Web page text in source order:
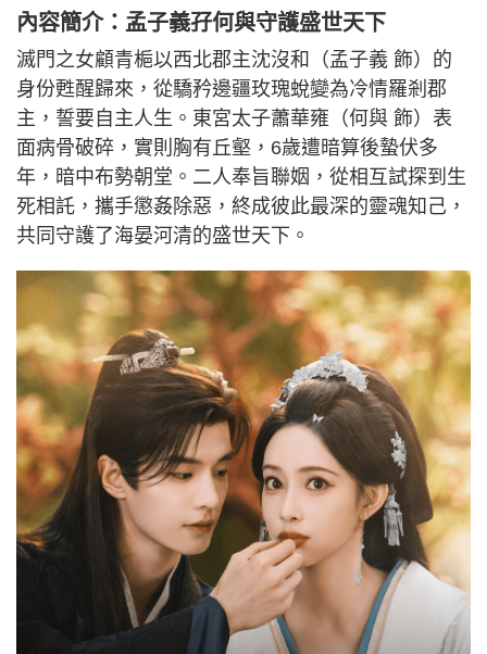
內容簡介：孟子義孖何與守護盛世天下
滅門之女顧青梔以西北郡主沈沒和（孟子義 飾）的
身份甦醒歸來，從驕矜邊疆玫瑰蛻變為冷情羅剎郡
主，誓要自主人生。東宮太子蕭華雍（何與 飾）表
面病骨破碎，實則胸有丘壑，6歲遭暗算後蟄伏多
年，暗中布勢朝堂。二人奉旨聯姻，從相互試探到生
死相託，攜手懲姦除惡，終成彼此最深的靈魂知己，
共同守護了海晏河清的盛世天下。